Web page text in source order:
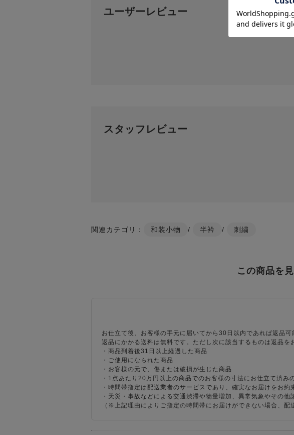
ユーザーレビュー
スタッフレビュー
関連カテゴリ： 和装小物 / 半衿 / 刺繍
この商品を
お仕立て後、お客様の手元に届いてから30日以内であれば返品可
返品にかかる送料は無料です。ただし次に該当するものは返品を
・商品到着後31日以上経過した商品
・ご使用になられた商品
・お客様の元で、傷または破損が生じた商品
・1点あたり20万円以上の商品でのお客様の寸法にお仕立て済み
・時間帯指定は配送業者のサービスであり、確実なお届けをお
・天災・事故などによる交通渋滞や物量増加、異常気象やその
（※上記理由によりご指定の時間帯にお届けができない場合、